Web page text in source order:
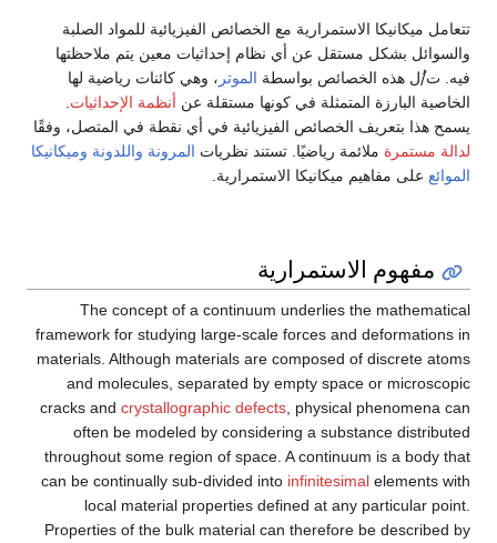
مع الخصائص الفيزيائية للمواد الصلبة
عن أي نظام إحداثيات معين يتم ملاحظتها
بواسطةالموتر، وهي كائنات رياضية لها
في كونها مستقلة عن أنظمة الإحداثيات.
الفيزيائية في أي نقطة في المتصل، وفقًا
رياضيًا. تستند نظريات المرونة واللدونة وميكانيكا
الاستمرارية.
The concept of a continuum underlies
framework for studying large-scale forces
materials. Although materials are composed
and molecules, separated by empty
cracks andcrystallographic defects,
often be modeled by considering a
throughout some region of space. A
can be continually sub-divided into
local material properties defined at
Properties of the bulk material can